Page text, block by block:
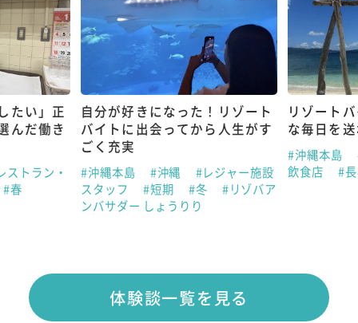
たい」正
んだ働き
ストラン・
#春
自分が好きになった！リゾート
バイトに出会ってから人生がす
ごく充実
#沖縄本島 #沖縄
#レジャー施設
スタッフ
#短期 #冬
#リゾバア
ンバサダー しょうりり
リゾート
な毎日を
#沖縄本島
飲食店
#
体験談一覧を見る